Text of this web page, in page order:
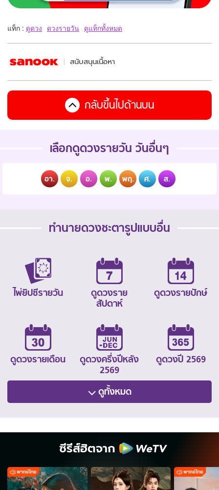
แท็ก : ดูดวง ดวงรายวัน ดูแท็กทั้งหมด
สนับสนุนเนื้อหา
กลับขึ้นไปด้านบน
เลือกดูดวงรายวัน วันอื่นๆ
อา. จ. อ. พ. พฤ. ศ. ส.
ทำนายดวงชะตารูปแบบอื่น
ไพ่ยิปซีรายวัน
ดูดวงราย
สัปดาห์
ดูดวงรายปักษ์
ดูดวงรายเดือน
ดูดวงครึ่งปีหลัง
2569
ดูดวงปี 2569
ดูทั้งหมด
ซีรีส์ฮิตจาก